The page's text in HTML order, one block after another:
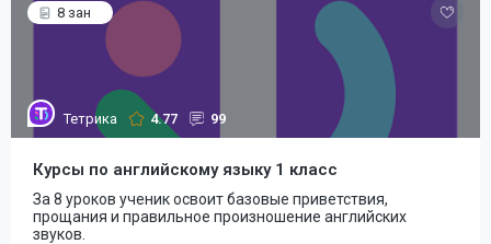
8 зан
Тетрика 4.77 99
Курсы по английскому языку 1 класс
За 8 уроков ученик освоит базовые приветствия,
прощания и правильное произношение английских
звуков.